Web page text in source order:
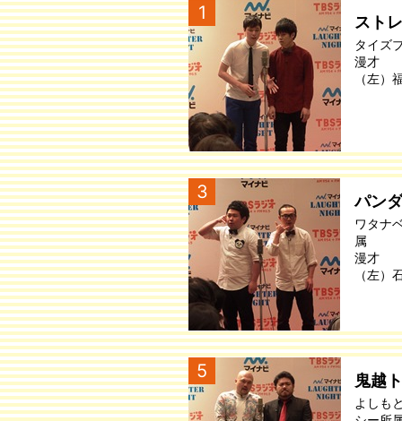
1 スト
タイズ
漫才
（左
3 パン
ワタナ
属
漫才
（左
5 鬼越
よしも